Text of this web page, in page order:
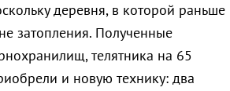
деревня, в которой раньше
затопления. Полученные
телятника на 65
и новую технику: два